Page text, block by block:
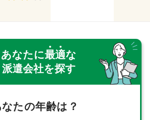
あなたに最適な
派遣会社を探す
なたの年齢は？